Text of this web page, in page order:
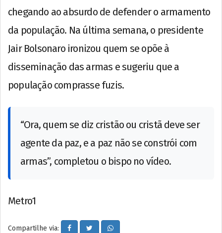
chegando ao absurdo de defender o armamento
da população. Na última semana, o presidente
Jair Bolsonaro ironizou quem se opõe à
disseminação das armas e sugeriu que a
população comprasse fuzis.
“Ora, quem se diz cristão ou cristã deve ser
agente da paz, e a paz não se constrói com
armas”, completou o bispo no vídeo.
Metro1
Compartilhe via: